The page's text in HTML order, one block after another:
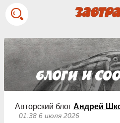
Авторский блог Андрей
01:38 6 июля 2026